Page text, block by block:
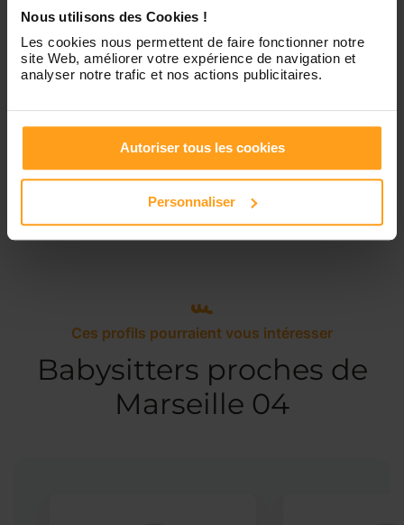
Nous utilisons des Cookies !
Les cookies nous permettent de faire fonctionner notre
site Web, améliorer votre expérience de navigation et
analyser notre trafic et nos actions publicitaires.
Autoriser tous les cookies
Personnaliser
Samedi Disponible de 00:00 à 00:00
Dimanche Disponible de 00:00 à 00:00
Services proposés
Ces profils pourraient vous intéresser
Babysitters proches de
Marseille 04